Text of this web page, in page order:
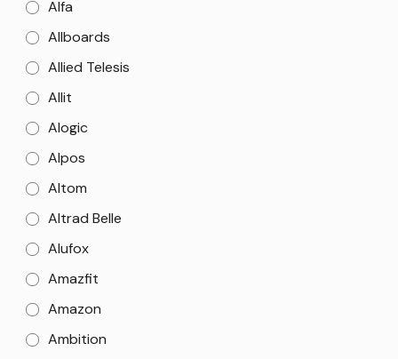
Alfa
Allboards
Allied Telesis
Allit
Alogic
Alpos
Altom
Altrad Belle
Alufox
Amazfit
Amazon
Ambition